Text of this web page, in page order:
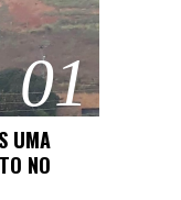
01
UMA
NO